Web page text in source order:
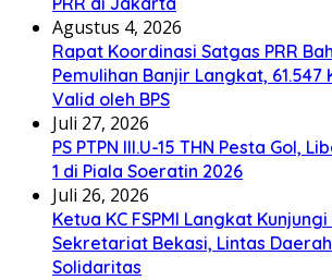
Agustus 4, 2026
Rapat Koordinasi Satgas PRR
Pemulihan Banjir Langkat, 61.547
Valid oleh BPS
Juli 27, 2026
PS PTPN III.U-15 THN Pesta Gol,
1 di Piala Soeratin 2026
Juli 26, 2026
Ketua KC FSPMI Langkat
Sekretariat Bekasi, Lintas
Solidaritas